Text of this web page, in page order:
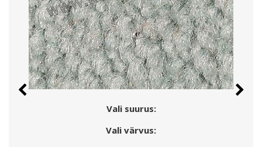
Vali suurus:
Vali värvus: